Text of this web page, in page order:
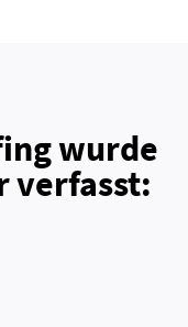
wurde
verfasst: